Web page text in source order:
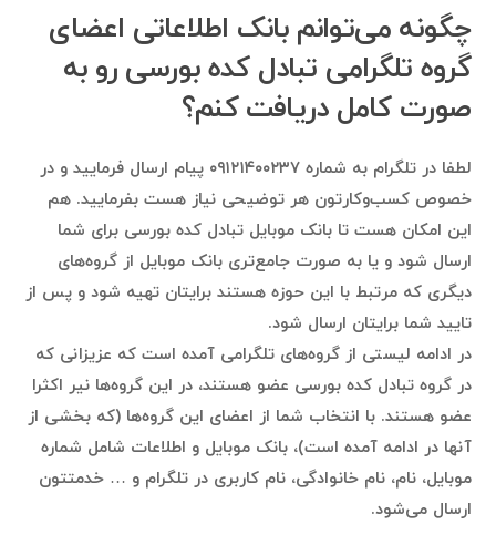
چگونه می‌توانم بانک اطلاعاتی اعضای
گروه تلگرامی تبادل کده بورسی رو به
صورت کامل دریافت کنم؟
لطفا در تلگرام به شماره ۰۹۱۲۱۴۰۰۲۳۷ پیام ارسال فرمایید و در
خصوص کسب‌وکارتون هر توضیحی نیاز هست بفرمایید. هم
این امکان هست تا بانک موبایل تبادل کده بورسی برای شما
ارسال شود و یا به صورت جامع‌تری بانک موبایل از گروه‌های
دیگری که مرتبط با این حوزه هستند برایتان تهیه شود و پس از
تایید شما برایتان ارسال شود.
در ادامه لیستی از گروه‌های تلگرامی آمده است که عزیزانی که
در گروه تبادل کده بورسی عضو هستند، در این گروه‌ها نیر اکثرا
عضو هستند. با انتخاب شما از اعضای این گروه‌ها (که بخشی از
آنها در ادامه آمده است)، بانک موبایل و اطلاعات شامل شماره
موبایل، نام، نام خانوادگی، نام کاربری در تلگرام و … خدمتتون
ارسال می‌شود.